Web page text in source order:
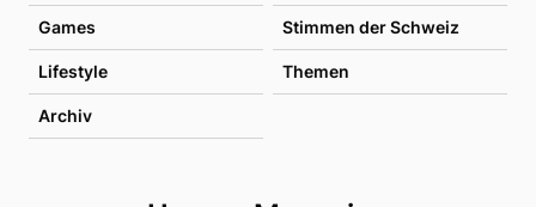
Games Stimmen der Schweiz
Lifestyle Themen
Archiv